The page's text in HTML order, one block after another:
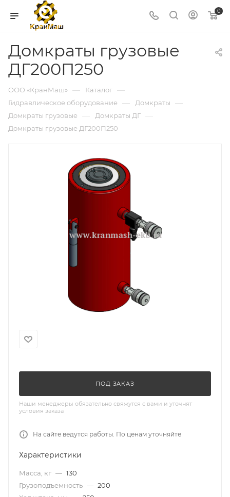
0
Домкраты грузовые
ДГ200П250
ООО «КранМаш» — Каталог —
Гидравлическое оборудование — Домкраты —
Домкраты грузовые — Домкраты ДГ —
Домкраты грузовые ДГ200П250
ПОД ЗАКАЗ
Наши менеджеры обязательно свяжутся с вами и уточнят
условия заказа
На сайте ведутся работы. По ценам уточняйте
Характеристики
Масса, кг — 130
Грузоподъемность — 200